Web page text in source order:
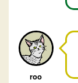
roo